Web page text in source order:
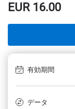
EUR16.00
有効期間
データ